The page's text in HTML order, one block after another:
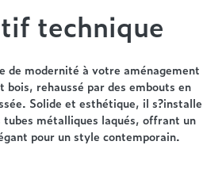
technique
de modernité à votre aménagement
bois, rehaussé par des embouts en
Solide et esthétique, il s?installe
métalliques laqués, offrant un
pour un style contemporain.